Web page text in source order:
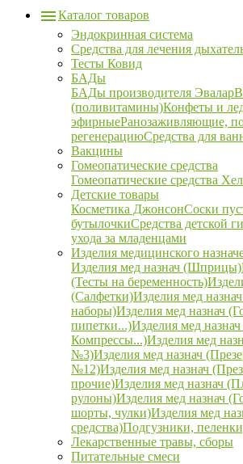
Каталог товаров
Эндокринная система
Средства для лечения
Тесты Ковид
БАДы
БАДы производителя Эвалар
(поливитамины)Конфеты и
эфирныеРанозаживляющие,
регенерациюСредства для
Вакцины
Гомеопатические средства
Гомеопатические средства
Детские товары
Косметика ДжонсонСоски
бутылочкиСредства детской
ухода за младенцами
Изделия медицинского
Изделия мед назнач (Шприцы)
(Тесты на беременность)
(Салфетки)Изделия мед
наборы)Изделия мед назнач
пипетки...)Изделия мед
Компрессы...)Изделия мед
№3)Изделия мед назнач
№12)Изделия мед назнач
прочие)Изделия мед назнач
рулоны)Изделия мед назнач
шорты, чулки)Изделия мед
средства)Подгузники,
Лекарственные травы, сборы
Питательные смеси